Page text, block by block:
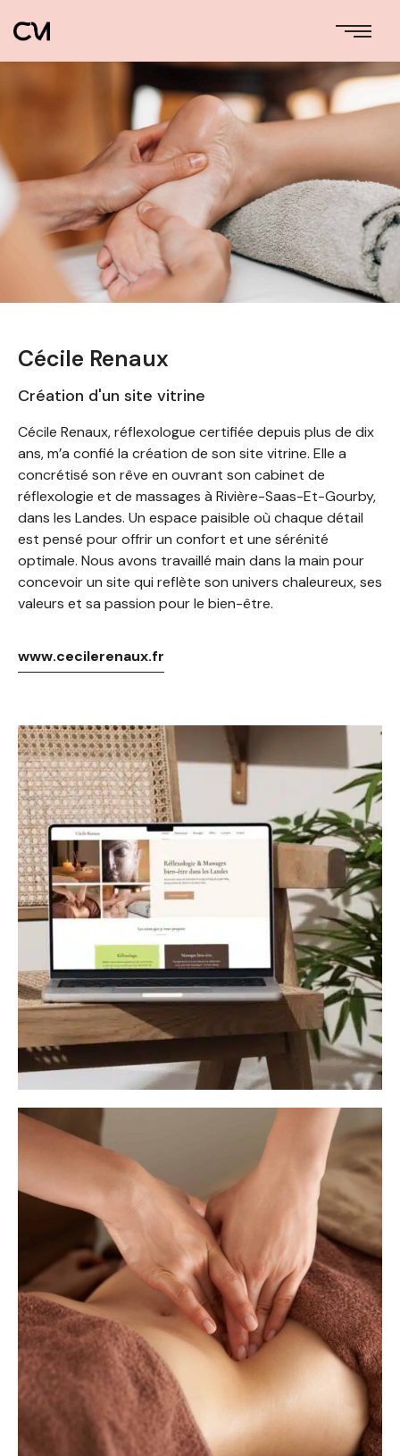
Cécile Renaux
Création d'un site vitrine
Cécile Renaux, réflexologue certifiée depuis plus de dix
ans, m’a confié la création de son site vitrine. Elle a
concrétisé son rêve en ouvrant son cabinet de
réflexologie et de massages à Rivière-Saas-Et-Gourby,
dans les Landes. Un espace paisible où chaque détail
est pensé pour offrir un confort et une sérénité
optimale. Nous avons travaillé main dans la main pour
concevoir un site qui reflète son univers chaleureux, ses
valeurs et sa passion pour le bien-être.
www.cecilerenaux.fr